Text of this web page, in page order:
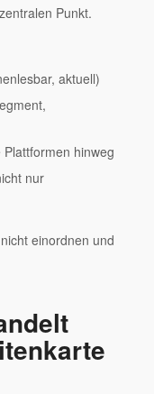
Punkt.
aktuell)
hinweg
nur
einordnen und